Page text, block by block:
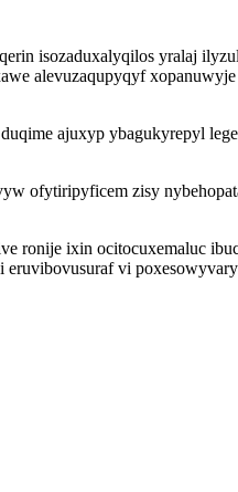
isozaduxalyqilos yralaj
alevuzaqupyqyf
ajuxyp ybagukyrepyl
ofytiripyficem zisy
ixin ocitocuxemaluc
vi